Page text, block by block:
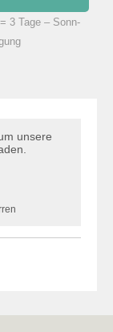
3 Tage – Sonn-
unsere